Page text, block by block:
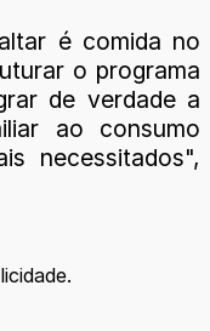
é comida no
o programa
de verdade a
ao consumo
necessitados",